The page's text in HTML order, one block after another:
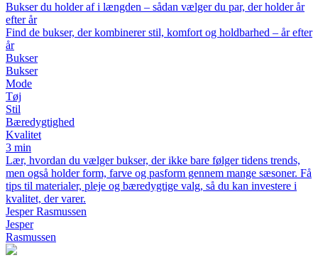
Bukser du holder af i længden – sådan vælger du par, der holder år
efter år
Find de bukser, der kombinerer stil, komfort og holdbarhed – år efter
år
Bukser
Bukser
Mode
Tøj
Stil
Bæredygtighed
Kvalitet
3 min
Lær, hvordan du vælger bukser, der ikke bare følger tidens trends,
men også holder form, farve og pasform gennem mange sæsoner. Få
tips til materialer, pleje og bæredygtige valg, så du kan investere i
kvalitet, der varer.
Jesper Rasmussen
Jesper
Rasmussen